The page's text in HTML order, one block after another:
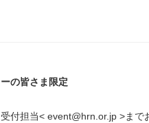
の皆さま限定
担当< event@hrn.or.jp >まで